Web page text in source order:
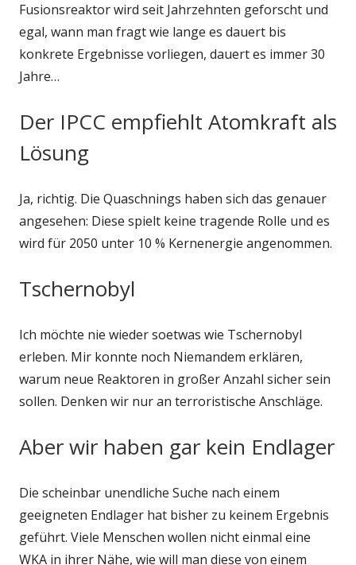
Fusionsreaktor wird seit Jahrzehnten geforscht und
egal, wann man fragt wie lange es dauert bis
konkrete Ergebnisse vorliegen, dauert es immer 30
Jahre…
Der IPCC empfiehlt Atomkraft als
Lösung
Ja, richtig. Die Quaschnings haben sich das genauer
angesehen: Diese spielt keine tragende Rolle und es
wird für 2050 unter 10 % Kernenergie angenommen.
Tschernobyl
Ich möchte nie wieder soetwas wie Tschernobyl
erleben. Mir konnte noch Niemandem erklären,
warum neue Reaktoren in großer Anzahl sicher sein
sollen. Denken wir nur an terroristische Anschläge.
Aber wir haben gar kein Endlager
Die scheinbar unendliche Suche nach einem
geeigneten Endlager hat bisher zu keinem Ergebnis
geführt. Viele Menschen wollen nicht einmal eine
WKA in ihrer Nähe, wie will man diese von einem